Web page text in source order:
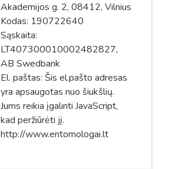
Akademijos g. 2, 08412, Vilnius
Kodas: 190722640
Sąskaita:
LT407300010002482827,
AB Swedbank
El. paštas: Šis el.pašto adresas
yra apsaugotas nuo šiukšlių.
Jums reikia įgalinti JavaScript,
kad peržiūrėti jį.
http://www.entomologai.lt